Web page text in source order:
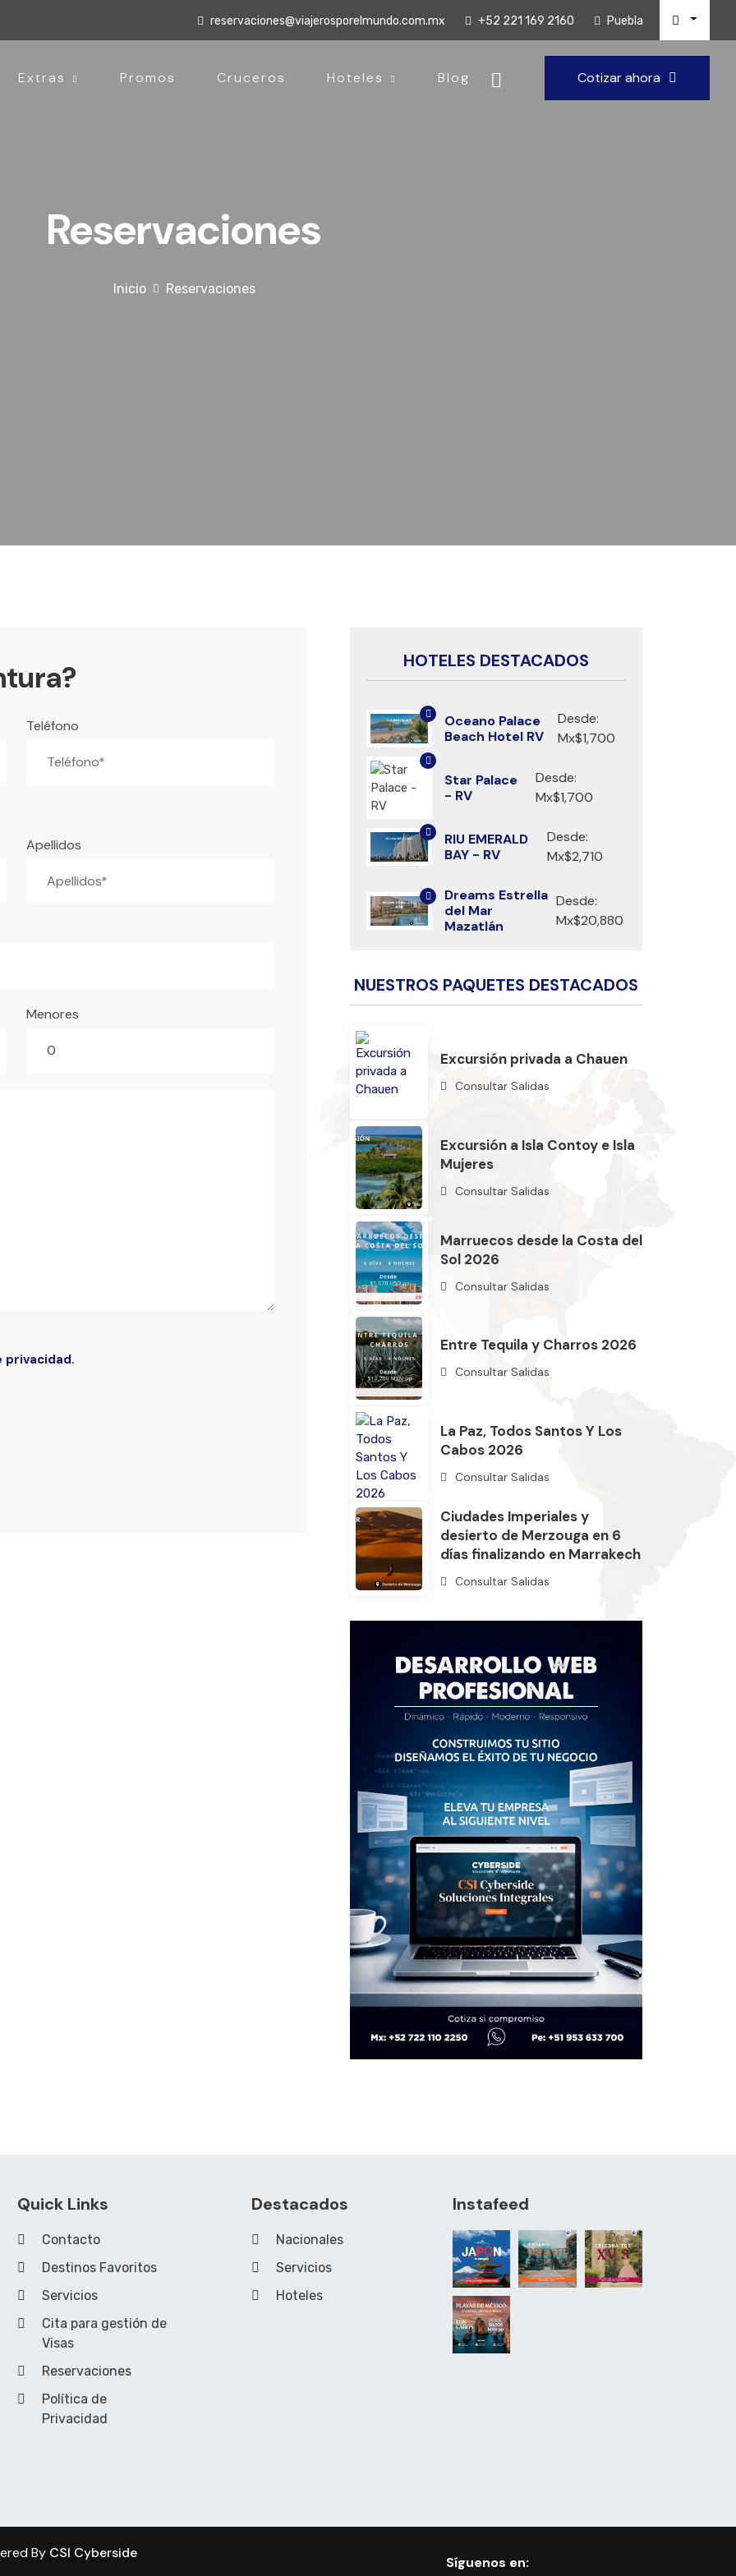
reservaciones@viajerosporelmundo.com.mx +52 221 169 2160 Puebla
Buscar
Extras Promos Cruceros Hoteles Blog Cotizar ahora
Reservaciones
Inicio Reservaciones
Teléfono
Apellidos
Menores
privacidad.
HOTELES DESTACADOS
Oceano Palace
Beach Hotel RV
Desde:
Mx$1,700
Star Palace
- RV
Desde:
Mx$1,700
RIU EMERALD
BAY - RV
Desde:
Mx$2,710
Dreams Estrella
del Mar
Mazatlán
Desde:
Mx$20,880
NUESTROS PAQUETES DESTACADOS
Excursión privada a Chauen
Consultar Salidas
Excursión a Isla Contoy e Isla
Mujeres
Consultar Salidas
Marruecos desde la Costa del
Sol 2026
Consultar Salidas
Entre Tequila y Charros 2026
Consultar Salidas
La Paz, Todos Santos Y Los
Cabos 2026
Consultar Salidas
Ciudades Imperiales y
desierto de Merzouga en 6
días finalizando en Marrakech
Consultar Salidas
Quick Links
Contacto
Destinos Favoritos
Servicios
Cita para gestión de
Visas
Reservaciones
Política de
Privacidad
Destacados
Nacionales
Servicios
Hoteles
Instafeed
By CSI Cyberside
Síguenos en: